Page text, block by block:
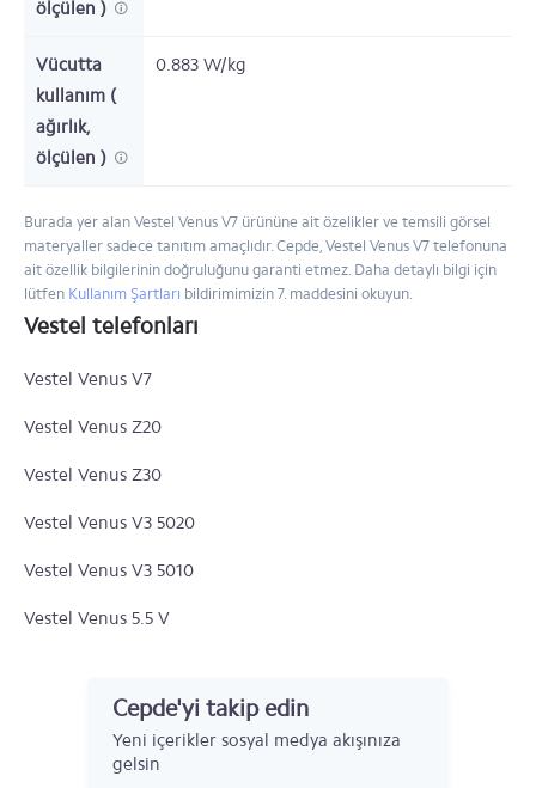
ölçülen )
Vücutta
kullanım (
ağırlık,
ölçülen )
0.883 W/kg
Burada yer alan Vestel Venus V7 ürününe ait özelikler ve temsili görsel
materyaller sadece tanıtım amaçlıdır. Cepde, Vestel Venus V7 telefonuna
ait özellik bilgilerinin doğruluğunu garanti etmez. Daha detaylı bilgi için
lütfen Kullanım Şartları bildirimimizin 7. maddesini okuyun.
Vestel telefonları
Vestel Venus V7
Vestel Venus Z20
Vestel Venus Z30
Vestel Venus V3 5020
Vestel Venus V3 5010
Vestel Venus 5.5 V
Vestel Venus 5.0 V
Vestel Venus 4.5
Cepde'yi takip edin
Yeni içerikler sosyal medya akışınıza
gelsin